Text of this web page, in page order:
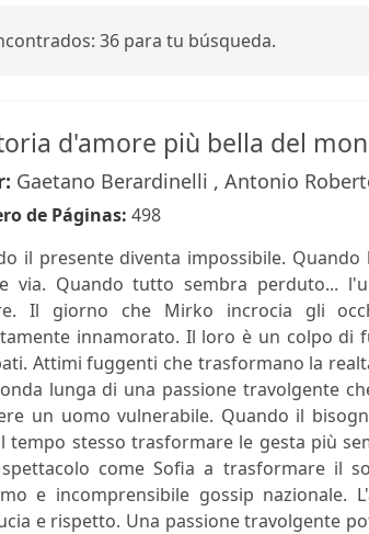
36 para tu búsqueda.
d'amore più bella del
Gaetano Berardinelli , Antonio
de Páginas: 498
il presente diventa impossibile.
via. Quando tutto sembra perduto...
Il giorno che Mirko incrocia gli
innamorato. Il loro è un colpo di
Attimi fuggenti che trasformano la
lunga di una passione travolgente
un uomo vulnerabile. Quando il
tempo stesso trasformare le gesta più
come Sofia a trasformare il
e incomprensibile gossip nazionale.
e rispetto. Una passione travolgente